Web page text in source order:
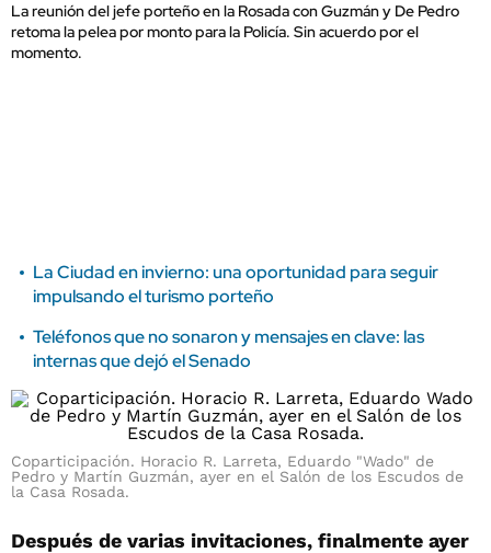
La reunión del jefe porteño en la Rosada con Guzmán y De Pedro
retoma la pelea por monto para la Policía. Sin acuerdo por el
momento.
La Ciudad en invierno: una oportunidad para seguir
impulsando el turismo porteño
Teléfonos que no sonaron y mensajes en clave: las
internas que dejó el Senado
Coparticipación. Horacio R. Larreta, Eduardo "Wado" de
Pedro y Martín Guzmán, ayer en el Salón de los Escudos de
la Casa Rosada.
Después de varias invitaciones, finalmente ayer